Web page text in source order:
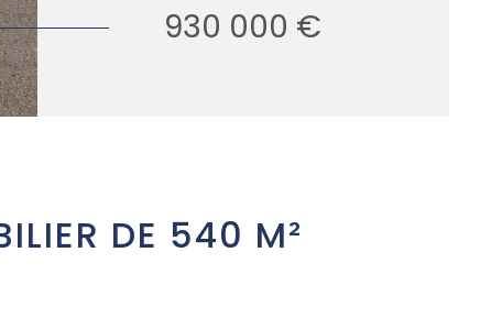
930 000 €
DE 540 M²